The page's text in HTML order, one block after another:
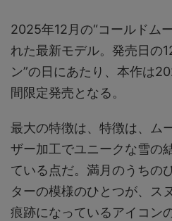
2025年12月の“コールドム
れた最新モデル。発売日の
ン”の日にあたり、本作は
間限定発売となる。
最大の特徴は、特徴は、ム
ザー加工でユニークな雪の
ている点だ。満月のうちの
ターの模様のひとつが、ス
痕跡になっているアイコン